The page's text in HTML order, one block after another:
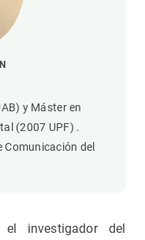
y Máster en
(2007 UPF) .
Comunicación del
investigador del